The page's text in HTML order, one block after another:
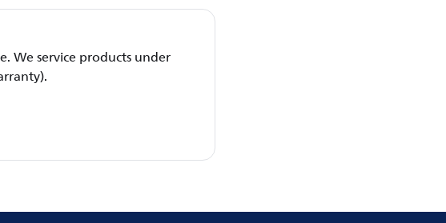
We service products under